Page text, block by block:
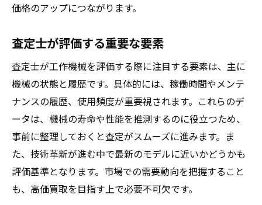
価格のアップにつながります。
査定士が評価する重要な要素
査定士が工作機械を評価する際に注目する要素は、主に
機械の状態と履歴です。具体的には、稼働時間やメンテ
ナンスの履歴、使用頻度が重要視されます。これらのデ
ータは、機械の寿命や性能を推測するのに役立つため、
事前に整理しておくと査定がスムーズに進みます。ま
た、技術革新が進む中で最新のモデルに近いかどうかも
評価基準となります。市場での需要動向を把握すること
も、高価買取を目指す上で必要不可欠です。